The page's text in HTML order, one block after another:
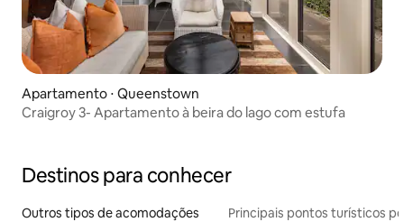
Apartamento ⋅ Queenstown
Craigroy 3- Apartamento à beira do lago com estufa
Destinos para conhecer
Outros tipos de acomodações Principais pontos turísticos